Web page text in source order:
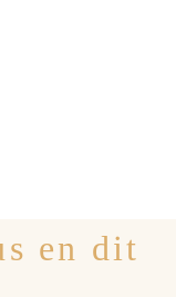
en dit